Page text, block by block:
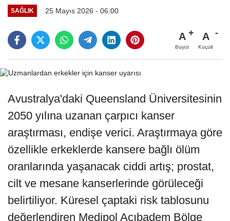
SAĞLIK 25 Mayıs 2026 - 06:00
A
Büyüt
A
Küçült
Avustralya'daki Queensland Üniversitesinin
2050 yılına uzanan çarpıcı kanser
araştırması, endişe verici. Araştırmaya göre
özellikle erkeklerde kansere bağlı ölüm
oranlarında yaşanacak ciddi artış; prostat,
cilt ve mesane kanserlerinde görüleceği
belirtiliyor. Küresel çaptaki risk tablosunu
değerlendiren Medipol Acıbadem Bölge